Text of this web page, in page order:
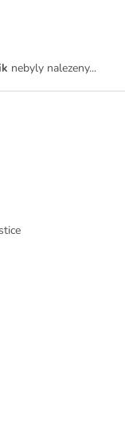
nebyly nalezeny...